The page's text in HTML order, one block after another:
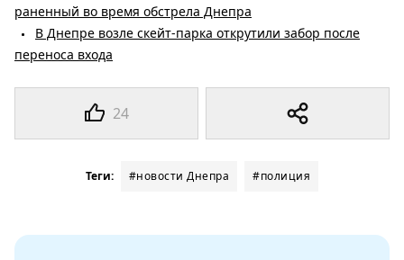
24
раненный во время обстрела Днепра
В Днепре возле скейт-парка открутили забор после
переноса входа
Теги: #новости Днепра #полиция